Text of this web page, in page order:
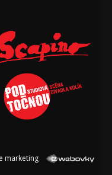
marketing